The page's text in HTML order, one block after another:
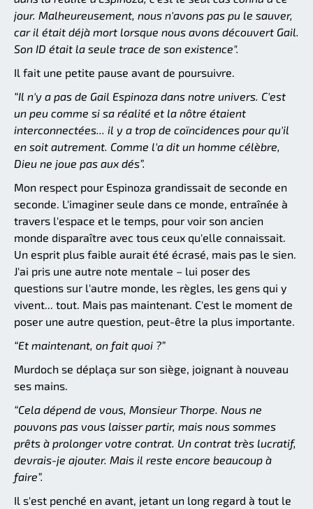
jour. Malheureusement, nous n'avons pas pu le sauver,
car il était déjà mort lorsque nous avons découvert Gail.
Son ID était la seule trace de son existence".
Il fait une petite pause avant de poursuivre.
“Il n'y a pas de Gail Espinoza dans notre univers. C'est
un peu comme si sa réalité et la nôtre étaient
interconnectées... il y a trop de coïncidences pour qu'il
en soit autrement. Comme l'a dit un homme célèbre,
Dieu ne joue pas aux dés”.
Mon respect pour Espinoza grandissait de seconde en
seconde. L'imaginer seule dans ce monde, entraînée à
travers l'espace et le temps, pour voir son ancien
monde disparaître avec tous ceux qu'elle connaissait.
Un esprit plus faible aurait été écrasé, mais pas le sien.
J'ai pris une autre note mentale – lui poser des
questions sur l'autre monde, les règles, les gens qui y
vivent... tout. Mais pas maintenant. C'est le moment de
poser une autre question, peut-être la plus importante.
“Et maintenant, on fait quoi ?”
Murdoch se déplaça sur son siège, joignant à nouveau
ses mains.
“Cela dépend de vous, Monsieur Thorpe. Nous ne
pouvons pas vous laisser partir, mais nous sommes
prêts à prolonger votre contrat. Un contrat très lucratif,
devrais-je ajouter. Mais il reste encore beaucoup à
faire”.
Il s'est penché en avant, jetant un long regard à tout le